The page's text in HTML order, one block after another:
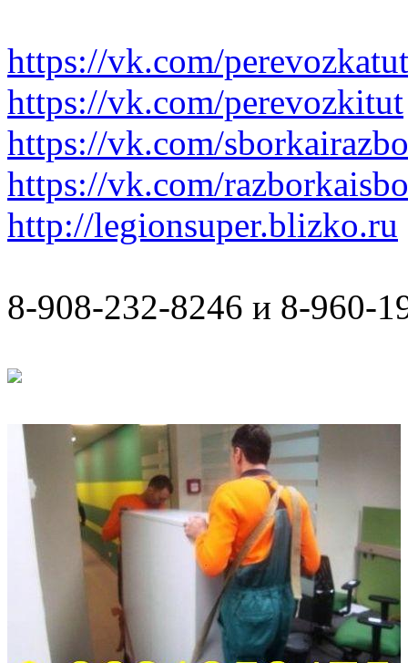
https://vk.com/perevozkatut
https://vk.com/perevozkitut
https://vk.com/
https://vk.com/
http://legionsuper.blizko.ru
8-908-232-8246 и 8-960-